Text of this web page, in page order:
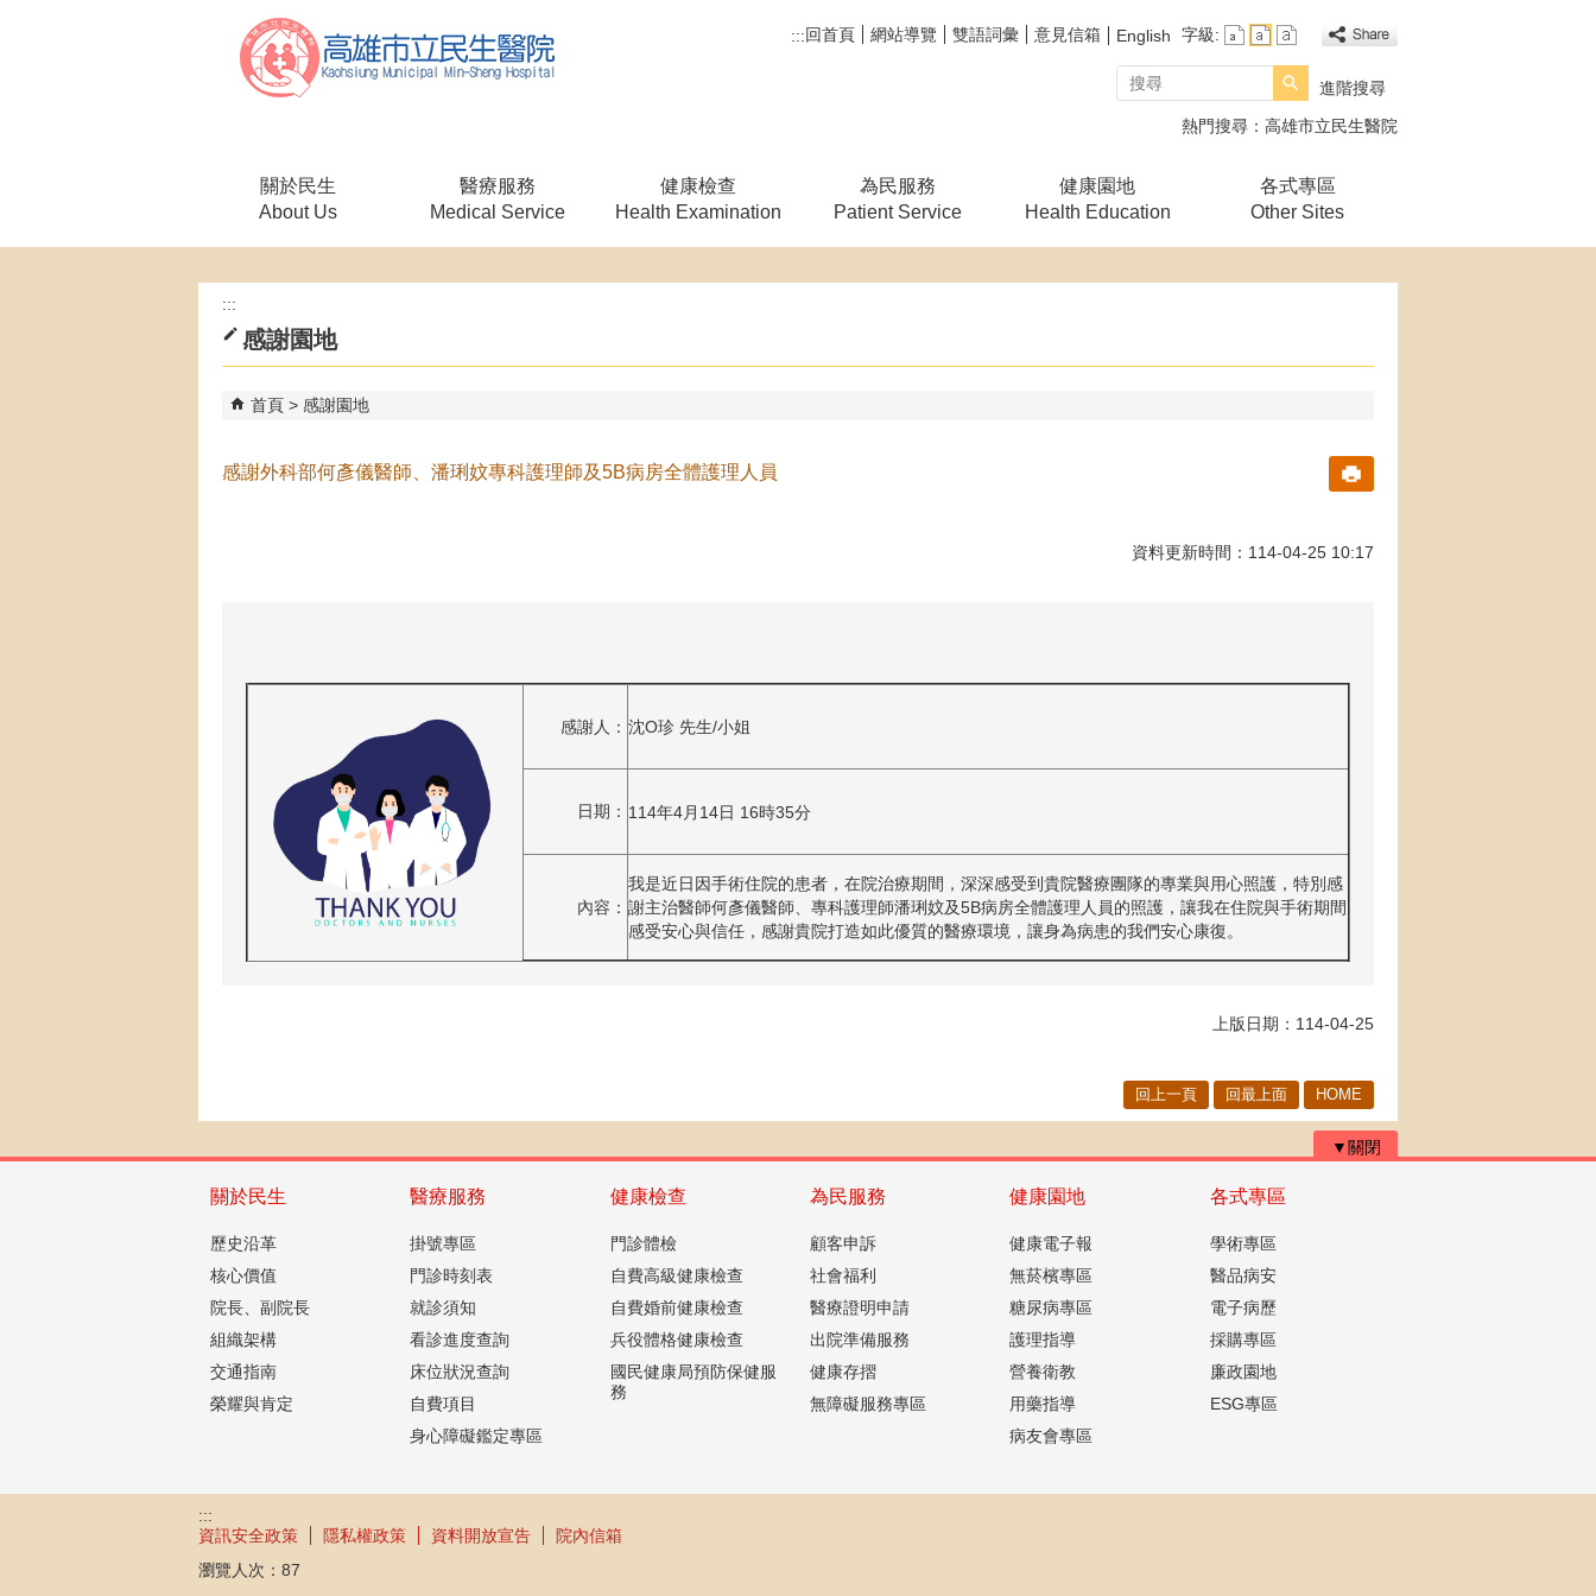
:::回首頁 網站導覽 雙語詞彙 意見信箱 English 字級:
搜尋
進階搜尋
熱門搜尋： 高雄市立民生醫院
關於民生
About Us
醫療服務
Medical Service
健康檢查
Health Examination
為民服務
Patient Service
健康園地
Health Education
各式專區
Other Sites
:::
感謝園地
首頁 感謝園地
感謝外科部何彥儀醫師、潘琍妏專科護理師及5B病房全體護理人員
資料更新時間：114-04-25 10:17
感謝人： 沈O珍 先生/小姐
日期： 114年4月14日 16時35分
內容：
我是近日因手術住院的患者，在院治療期間，深深感受到貴院醫療團隊的專業與用心照護，特別感
謝主治醫師何彥儀醫師、專科護理師潘琍妏及5B病房全體護理人員的照護，讓我在住院與手術期間
感受安心與信任，感謝貴院打造如此優質的醫療環境，讓身為病患的我們安心康復。
上版日期：114-04-25
回上一頁 回最上面 HOME
▼關閉
關於民生
歷史沿革
核心價值
院長、副院長
組織架構
交通指南
榮耀與肯定
醫療服務
掛號專區
門診時刻表
就診須知
看診進度查詢
床位狀況查詢
自費項目
身心障礙鑑定專區
健康檢查
門診體檢
自費高級健康檢查
自費婚前健康檢查
兵役體格健康檢查
國民健康局預防保健服
務
為民服務
顧客申訴
社會福利
醫療證明申請
出院準備服務
健康存摺
無障礙服務專區
健康園地
健康電子報
無菸檳專區
糖尿病專區
護理指導
營養衛教
用藥指導
病友會專區
各式專區
學術專區
醫品病安
電子病歷
採購專區
廉政園地
ESG專區
:::
資訊安全政策
隱私權政策 資料開放宣告
院內信箱
瀏覽人次： 87